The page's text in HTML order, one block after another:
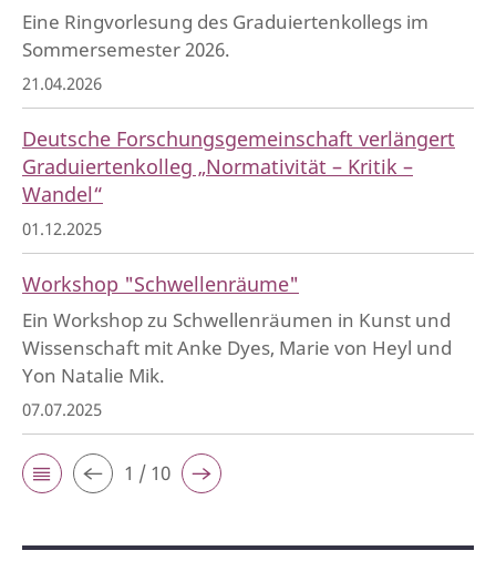
Eine Ringvorlesung des Graduiertenkollegs im
Sommersemester 2026.
21.04.2026
Deutsche Forschungsgemeinschaft verlängert
Graduiertenkolleg „Normativität – Kritik –
Wandel“
01.12.2025
Workshop "Schwellenräume"
Ein Workshop zu Schwellenräumen in Kunst und
Wissenschaft mit Anke Dyes, Marie von Heyl und
Yon Natalie Mik.
07.07.2025
1 / 10